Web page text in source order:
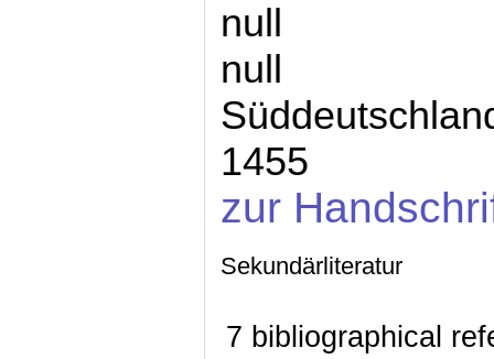
null
null
1455
zur
Sekundärliteratur
7 bibliographical